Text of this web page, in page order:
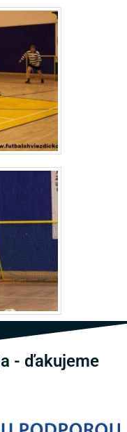
- ďakujeme